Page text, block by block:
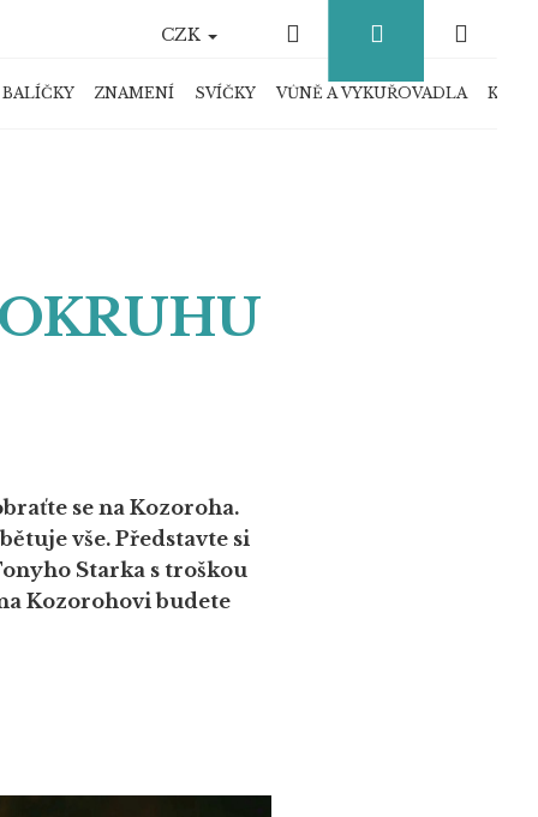
ZNAMENÍ SVÍČKY VŮNĚ A VYKUŘOVADLA
CZK Hledat Přihlášení
košík
se na Kozoroha.
vše. Představte si
Starka s troškou
Kozorohovi budete